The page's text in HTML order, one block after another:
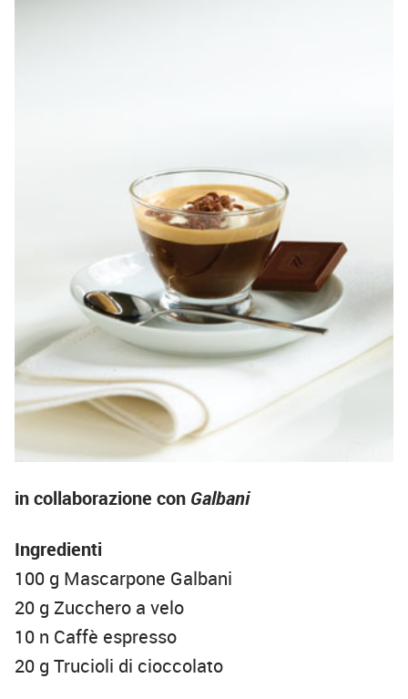
in collaborazione con Galbani
Ingredienti
100 g Mascarpone Galbani
20 g Zucchero a velo
10 n Caffè espresso
20 g Trucioli di cioccolato